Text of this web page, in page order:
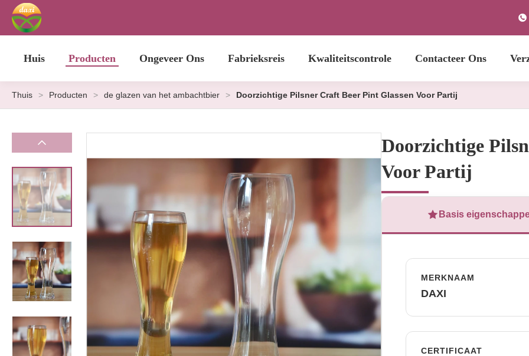
Huis Producten Ongeveer Ons Fabrieksreis Kwaliteitscontrole Contacteer Ons
Thuis > Producten > de glazen van het ambachtbier > Doorzichtige Pilsner Craft Beer Pint Glassen Voor Partij
Doorzichtige
Voor Partij
Basis
MERKNAAM
DAXI
CERTIFICAAT